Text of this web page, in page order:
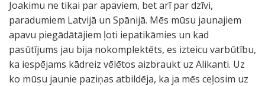
Joakimu ne tikai par apaviem, bet arī par dzīvi,
paradumiem Latvijā un Spānijā. Mēs mūsu jaunajiem
apavu piegādātājiem ļoti iepatikāmies un kad
pasūtījums jau bija nokomplektēts, es izteicu varbūtību,
ka iespējams kādreiz vēlētos aizbraukt uz Alikanti. Uz
ko mūsu jaunie paziņas atbildēja, ka ja mēs ceļosim uz